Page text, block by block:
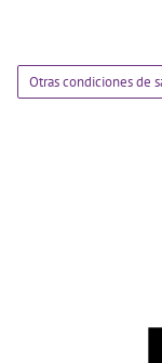
Otras condiciones de